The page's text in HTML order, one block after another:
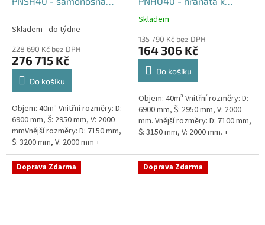
Skladem - do týdne
228 690 Kč bez DPH
276 715 Kč
Do košíku
Objem: 40m³ Vnitřní rozměry: D:
6900 mm, Š: 2950 mm, V: 2000
mmVnější rozměry: D: 7150 mm,
Š: 3200 mm, V: 2000 mm +
komínek Běžná doba dodání 2-3
týdny od objednávky. Rozměry...
obetonování
Průměrné
produktu
je
5,0
hvězdiček.
Skladem
135 790 Kč bez DPH
164 306 Kč
Do košíku
Objem: 40m³ Vnitřní rozměry: D:
6900 mm, Š: 2950 mm, V: 2000
mm. Vnější rozměry: D: 7100 mm,
Š: 3150 mm, V: 2000 mm. +
týdny od objednávky....
Doprava Zdarma Doprava Zdarma